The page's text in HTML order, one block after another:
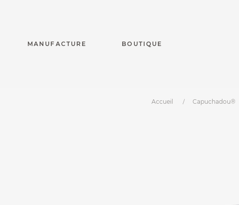
MANUFACTURE BOUTIQUE
Accueil Capuchadou®